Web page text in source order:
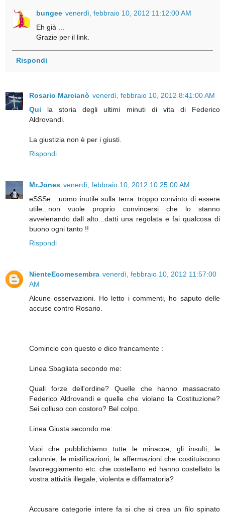
bungee venerdì, febbraio 10, 2012 11:12:00 AM
Eh già ...
Grazie per il link.
Rispondi
Rosario Marcianò venerdì, febbraio 10, 2012 8:41:00 AM
Qui la storia degli ultimi minuti di vita di Federico
Aldrovandi.
La giustizia non è per i giusti.
Rispondi
Mr.Jones venerdì, febbraio 10, 2012 10:25:00 AM
eSSSe....uomo inutile sulla terra..troppo convinto di essere
utile...non vuole proprio convincersi che lo stanno
avvelenando dall alto...datti una regolata e fai qualcosa di
buono ogni tanto !!
Rispondi
NienteEcomesembra venerdì, febbraio 10, 2012 11:57:00
AM
Alcune osservazioni. Ho letto i commenti, ho saputo delle
accuse contro Rosario.
Comincio con questo e dico francamente :
Linea Sbagliata secondo me:
Quali forze dell'ordine? Quelle che hanno massacrato
Federico Aldrovandi e quelle che violano la Costituzione?
Sei colluso con costoro? Bel colpo.
Linea Giusta secondo me:
Vuoi che pubblichiamo tutte le minacce, gli insulti, le
calunnie, le mistificazioni, le affermazioni che costituiscono
favoreggiamento etc. che costellano ed hanno costellato la
vostra attività illegale, violenta e diffamatoria?
Accusare categorie intere fa si che si crea un filo spinato